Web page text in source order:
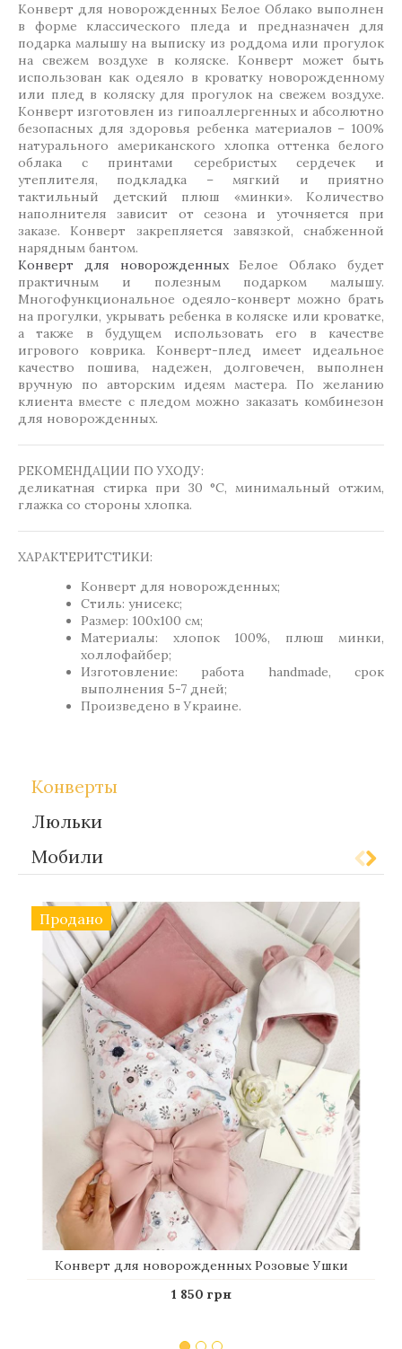
Конверт для новорожденных Белое Облако выполнен
в форме классического пледа и предназначен для
подарка малышу на выписку из роддома или прогулок
на свежем воздухе в коляске. Конверт может быть
использован как одеяло в кроватку новорожденному
или плед в коляску для прогулок на свежем воздухе.
Конверт изготовлен из гипоаллергенных и абсолютно
безопасных для здоровья ребенка материалов – 100%
натурального американского хлопка оттенка белого
облака с принтами серебристых сердечек и
утеплителя, подкладка – мягкий и приятно
тактильный детский плюш «минки». Количество
наполнителя зависит от сезона и уточняется при
заказе. Конверт закрепляется завязкой, снабженной
нарядным бантом.
Конверт для новорожденныхБелое Облако будет
практичным и полезным подарком малышу.
Многофункциональное одеяло-конверт можно брать
на прогулки, укрывать ребенка в коляске или кроватке,
а также в будущем использовать его в качестве
игрового коврика. Конверт-плед имеет идеальное
качество пошива, надежен, долговечен, выполнен
вручную по авторским идеям мастера. По желанию
клиента вместе с пледом можно заказать комбинезон
для новорожденных.
РЕКОМЕНДАЦИИ ПО УХОДУ:
деликатная стирка при 30 °C, минимальный отжим,
глажка со стороны хлопка.
ХАРАКТЕРИТСТИКИ:
Конверт для новорожденных;
Стиль: унисекс;
Размер: 100х100 см;
Материалы: хлопок 100%, плюш минки,
холлофайбер;
Изготовление: работа handmade, срок
выполнения 5-7 дней;
Произведено в Украине.
Конверты
Люльки
Мобили
Продано
Конверт для новорожденных Розовые Ушки
1 850 грн